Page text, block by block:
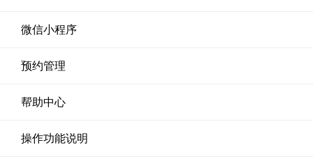
微信小程序
预约管理
帮助中心
操作功能说明